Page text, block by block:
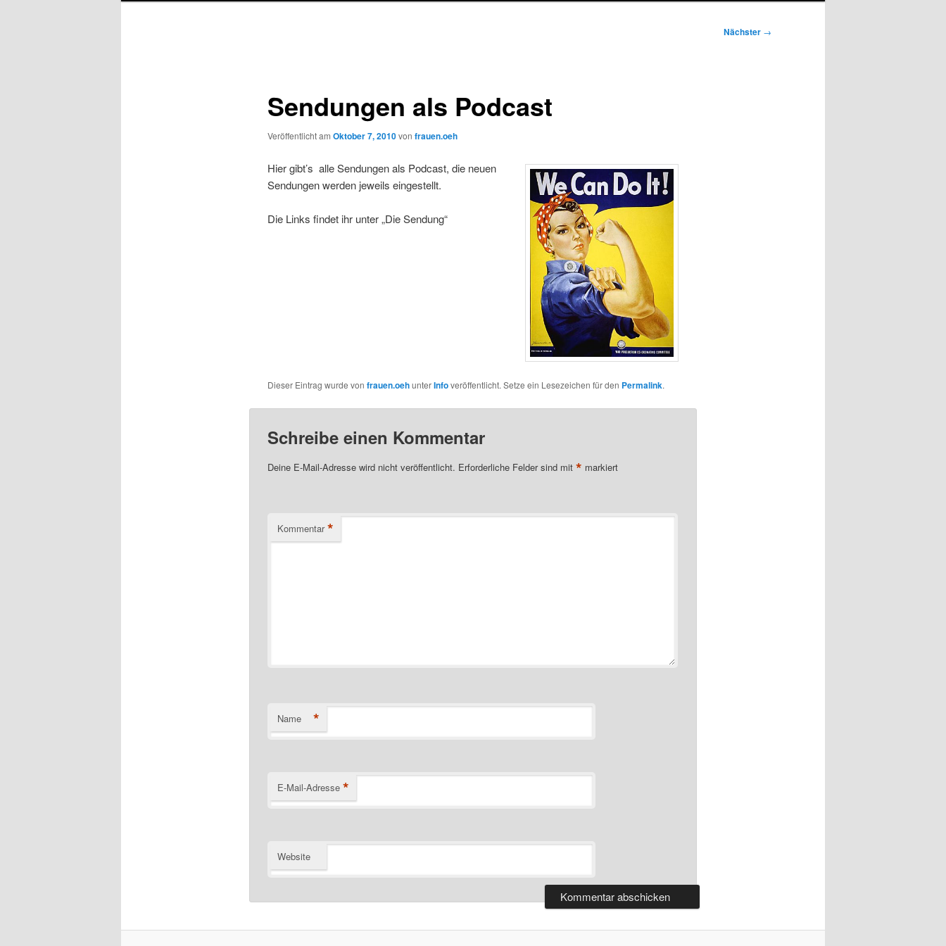
Nächster →
Sendungen als Podcast
Veröffentlicht am Oktober 7, 2010von frauen.oeh
Hier gibt’s alle Sendungen als Podcast, die neuen
Sendungen werden jeweils eingestellt.
Die Links findet ihr unter „Die Sendung“
Dieser Eintrag wurde von frauen.oehunterInfoveröffentlicht. Setze ein Lesezeichen für den Permalink.
Schreibe einen Kommentar
Deine E-Mail-Adresse wird nicht veröffentlicht. Erforderliche Felder sind mit * markiert
Kommentar *
Name *
E-Mail-Adresse *
Website